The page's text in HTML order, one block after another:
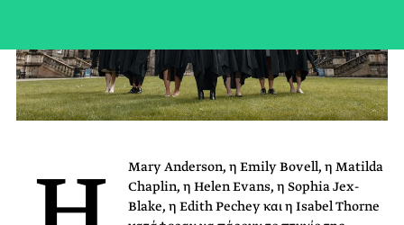
Mary Anderson, η Emily Bovell, η Matilda
Chaplin, η Helen Evans, η Sophia Jex-
Blake, η Edith Pechey και η Isabel Thorne